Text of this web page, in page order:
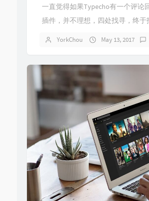
一直觉得如果Typecho有一个评论
插件，并不理想，四处找寻，终
YorkChou May 13, 2017